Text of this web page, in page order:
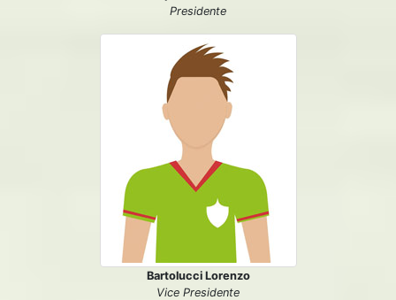
Presidente
Bartolucci Lorenzo
Vice Presidente